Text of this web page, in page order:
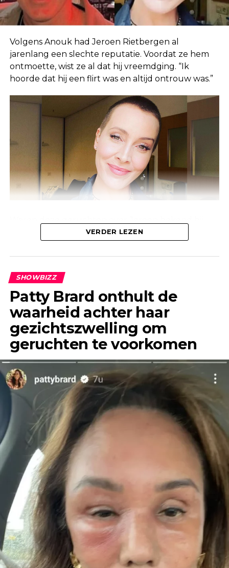
Volgens Anouk had Jeroen Rietbergen al
jarenlang een slechte reputatie. Voordat ze hem
ontmoette, wist ze al dat hij vreemdging. “Ik
hoorde dat hij een flirt was en altijd ontrouw was.”
Linda, of waren ze alleen bekend bij de mensen
geruchten al jaren geleden de ronde deden.
“Het enige wat ik jaren geleden, toen ik Jeroen
nog helemaal niet kende, wel eens had gehoord,
was dat hij een flirt was en altijd ontrouw was,”
vertelt Anouk in gesprek met &C.
VERDER LEZEN
SHOWBIZZ
Patty Brard onthult de
waarheid achter haar
gezichtszwelling om
geruchten te voorkomen